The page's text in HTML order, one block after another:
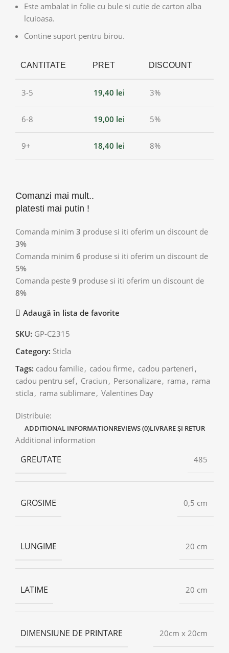
Este ambalat in folie cu bule si cutie de carton alba
lcuioasa.
Contine suport pentru birou.
CANTITATE PRET DISCOUNT
3-5 19,40 lei 3%
6-8 19,00 lei 5%
9+ 18,40 lei 8%
Comanzi mai mult..
platesti mai putin !
Comanda minim 3 produse si iti oferim un discount de
3%
Comanda minim 6 produse si iti oferim un discount de
5%
Comanda peste 9 produse si iti oferim un discount de
8%
Adaugă în lista de favorite
SKU: GP-C2315
Category: Sticla
Tags: cadou familie, cadou firme, cadou parteneri ,
cadou pentru sef, Craciun , Personalizare, rama , rama
sticla , rama sublimare, Valentines Day
Distribuie:
ADDITIONAL INFORMATIONREVIEWS (0)LIVRARE ȘI RETUR
Additional information
GREUTATE 485
GROSIME 0,5 cm
LUNGIME 20 cm
LATIME 20 cm
DIMENSIUNE DE PRINTARE 20cm x 20cm